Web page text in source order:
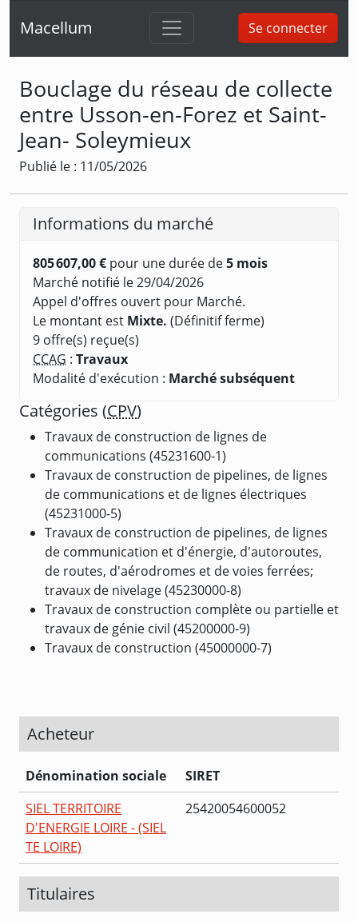
Macellum Se connecter
Bouclage du réseau de collecte
entre Usson-en-Forez et Saint-
Jean- Soleymieux
Publié le : 11/05/2026
Informations du marché
805 607,00 € pour une durée de5 mois
Marché notifié le 29/04/2026
Appel d'offres ouvert pour Marché.
Le montant est Mixte. (Définitif ferme)
9 offre(s) reçue(s)
CCAG : Travaux
Modalité d'exécution : Marché subséquent
Catégories (CPV)
Travaux de construction de lignes de
communications (45231600-1)
Travaux de construction de pipelines, de lignes
de communications et de lignes électriques
(45231000-5)
Travaux de construction de pipelines, de lignes
de communication et d'énergie, d'autoroutes,
de routes, d'aérodromes et de voies ferrées;
travaux de nivelage (45230000-8)
Travaux de construction complète ou partielle et
travaux de génie civil (45200000-9)
Travaux de construction (45000000-7)
Acheteur
Dénomination sociale
SIRET
SIEL TERRITOIRE
D'ENERGIE LOIRE - (SIEL
TE LOIRE)
25420054600052
Titulaires